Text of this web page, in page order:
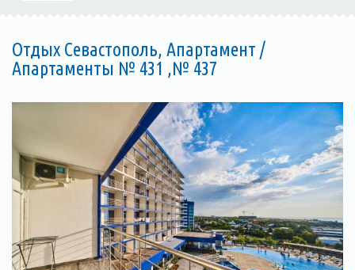
Отдых Севастополь, Апартамент /
Апартаменты № 431 ,№ 437